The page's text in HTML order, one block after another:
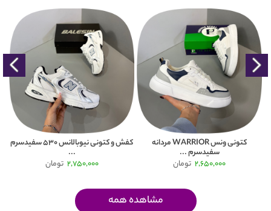
کتونی ونس WARRIOR مردانه
سفیدسرم ...
2,650,000 تومان
کفش و کتونی نیوبالانس 530 سفیدسرم
...
2,750,000 تومان
مشاهده همه